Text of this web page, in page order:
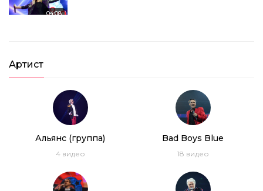
04:08
04:13
05:11
Дискотека 80-х (2018) Полная версия
Артист
Альянс (группа)
4видео
Bad Boys Blue
18 видео